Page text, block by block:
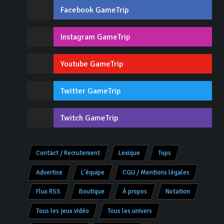
Facebook GameTrip
Instagram GameTrip
Youtube GameTrip
Twitter GameTrip
Twitch GameTrip
Contact / Recrutement Lexique Tops
Advertise L'équipe CGU / Mentions légales
Flux RSS Boutique À propos Notation
Tous les jeux vidéo Tous les univers